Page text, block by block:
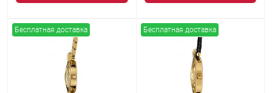
Бесплатная доставка Бесплатная доставка